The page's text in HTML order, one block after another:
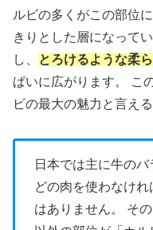
ルビの多くがこの部位
きりとした層になって
し、
とろけるような柔
ぱいに広がります。 こ
ビの最大の魅力と言える
日本では主に牛のバ
どの肉を使わなけ
はありません。 そ